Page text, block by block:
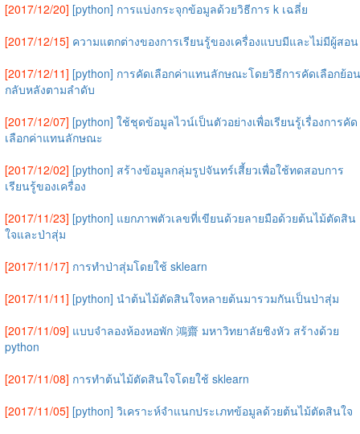
[2017/12/20] [python] การแบ่งกระจุกข้อมูลด้วยวิธีการ k เฉลี่ย
[2017/12/15] ความแตกต่างของการเรียนรู้ของเครื่องแบบมีและไม่มีผู้สอน
[2017/12/11] [python] การคัดเลือกค่าแทนลักษณะโดยวิธีการคัดเลือกย้อน
กลับหลังตามลำดับ
[2017/12/07] [python] ใช้ชุดข้อมูลไวน์เป็นตัวอย่างเพื่อเรียนรู้เรื่องการคัด
เลือกค่าแทนลักษณะ
[2017/12/02] [python] สร้างข้อมูลกลุ่มรูปจันทร์เสี้ยวเพื่อใช้ทดสอบการ
เรียนรู้ของเครื่อง
[2017/11/23] [python] แยกภาพตัวเลขที่เขียนด้วยลายมือด้วยต้นไม้ตัดสิน
ใจและป่าสุ่ม
[2017/11/17] การทำป่าสุ่มโดยใช้ sklearn
[2017/11/11] [python] นำต้นไม้ตัดสินใจหลายต้นมารวมกันเป็นป่าสุ่ม
[2017/11/09] แบบจำลองห้องหอพัก 鴻齋 มหาวิทยาลัยชิงหัว สร้างด้วย
python
[2017/11/08] การทำต้นไม้ตัดสินใจโดยใช้ sklearn
[2017/11/05] [python] วิเคราะห์จำแนกประเภทข้อมูลด้วยต้นไม้ตัดสินใจ